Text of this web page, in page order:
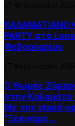
ΚΑΛΑΜΑΤΙΑΝΟ
PARTY στο
Φεβρουαρίου
Ο Θωμάς
στην
Με την stand-
“Ξεκινάμε...